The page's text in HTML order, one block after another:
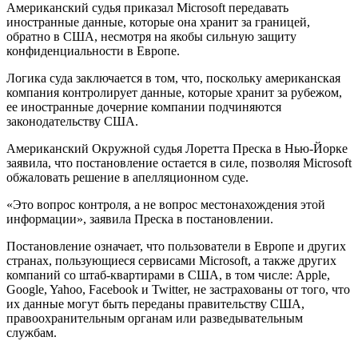
Американский судья приказал Microsoft передавать
иностранные данные, которые она хранит за границей,
обратно в США, несмотря на якобы сильную защиту
конфиденциальности в Европе.
Логика суда заключается в том, что, поскольку американская
компания контролирует данные, которые хранит за рубежом,
ее иностранные дочерние компании подчиняются
законодательству США.
Американский Окружной судья Лоретта Преска в Нью-Йорке
заявила, что постановление остается в силе, позволяя Microsoft
обжаловать решение в апелляционном суде.
«Это вопрос контроля, а не вопрос местонахождения этой
информации», заявила Преска в постановлении.
Постановление означает, что пользователи в Европе и других
странах, пользующиеся сервисами Microsoft, а также других
компаний со штаб-квартирами в США, в том числе: Apple,
Google, Yahoo, Facebook и Twitter, не застрахованы от того, что
их данные могут быть переданы правительству США,
правоохранительным органам или разведывательным
службам.